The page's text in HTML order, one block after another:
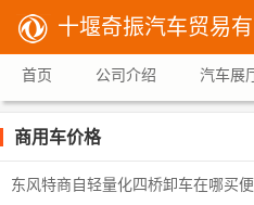
十堰奇振汽车贸易有
首页 公司介绍 汽车展
商用车价格
东风特商自轻量化四桥卸车在哪买便